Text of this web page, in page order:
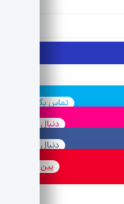
تماس بگیرید
دنبال کنید
دنبال کنید
پین کنید